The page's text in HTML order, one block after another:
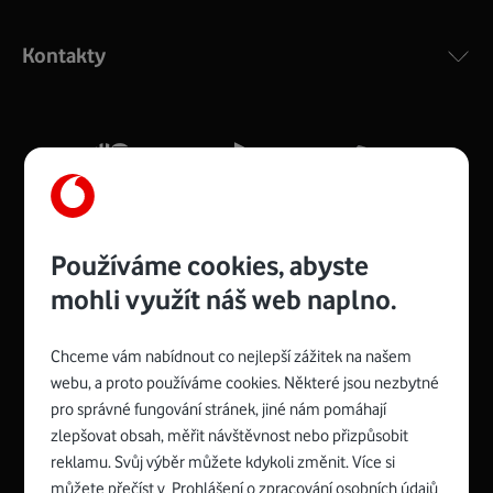
silný signál pro celou domácnost. Kompaktní rozměry 21
Více o COMPAL CH7465VF
Zyxel VMG8623-T50B:
Rozměry modemu jsou 16 x 22 x 7,5 cm (včetně stojánku)
a nabízí 4 gigabitové LAN porty a bezdrátové připojení Wi-
Spojte se s Vodafonem
Kontakty
Používáme cookies, abyste
mohli využít náš web naplno.
Chceme vám nabídnout co nejlepší zážitek na našem
webu, a proto používáme cookies. Některé jsou nezbytné
pro správné fungování stránek, jiné nám pomáhají
zlepšovat obsah, měřit návštěvnost nebo přizpůsobit
reklamu. Svůj výběr můžete kdykoli změnit. Více si
můžete přečíst v Prohlášení o zpracování osobních údajů